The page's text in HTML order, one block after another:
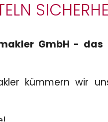
GmbH -
kümmern wir